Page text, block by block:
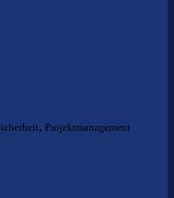
, Projektmanagement